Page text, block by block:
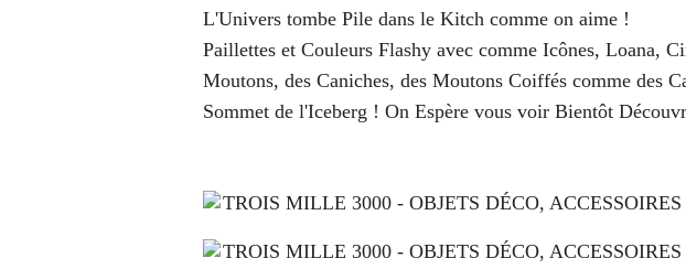
L'Univers tombe Pile dans le Kitch comme on aime !
Paillettes et Couleurs Flashy avec comme Icônes, Loana,
Moutons, des Caniches, des Moutons Coiffés comme des
Sommet de l'Iceberg ! On Espère vous voir Bientôt